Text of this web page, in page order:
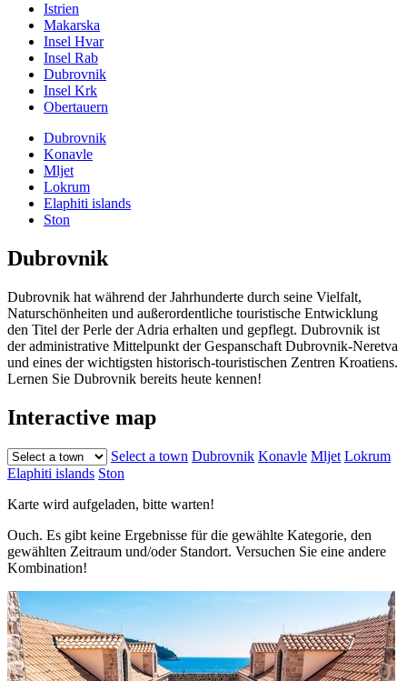
Istrien
Makarska
Insel Hvar
Insel Rab
Dubrovnik
Insel Krk
Obertauern
Dubrovnik
Konavle
Mljet
Lokrum
Elaphiti islands
Ston
Dubrovnik
Dubrovnik hat während der Jahrhunderte durch seine Vielfalt,
Naturschönheiten und außerordentliche touristische Entwicklung
den Titel der Perle der Adria erhalten und gepflegt. Dubrovnik ist
der administrative Mittelpunkt der Gespanschaft Dubrovnik-Neretva
und eines der wichtigsten historisch-touristischen Zentren Kroatiens.
Lernen Sie Dubrovnik bereits heute kennen!
Interactive map
Select a town Dubrovnik Konavle Mljet Lokrum
Elaphiti islands Ston
Karte wird aufgeladen, bitte warten!
Ouch. Es gibt keine Ergebnisse für die gewählte Kategorie, den
gewählten Zeitraum und/oder Standort. Versuchen Sie eine andere
Kombination!